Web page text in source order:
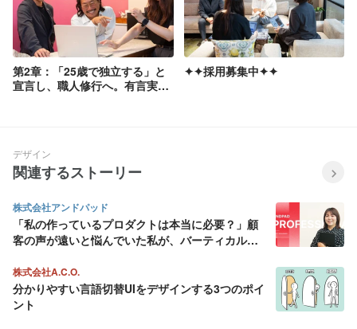
第2章：「25歳で独立する」と
宣言し、職人修行へ。有言実行
✦✦採用募集中✦✦
デザイン
関連するストーリー
株式会社アンドパッド
「私の作っているプロダクトは本当に必要？」顧
客の声が遠いと悩んでいた私が、バーティカル
株式会社A.C.O.
分かりやすい言語切替UIをデザインする3つのポイ
ント